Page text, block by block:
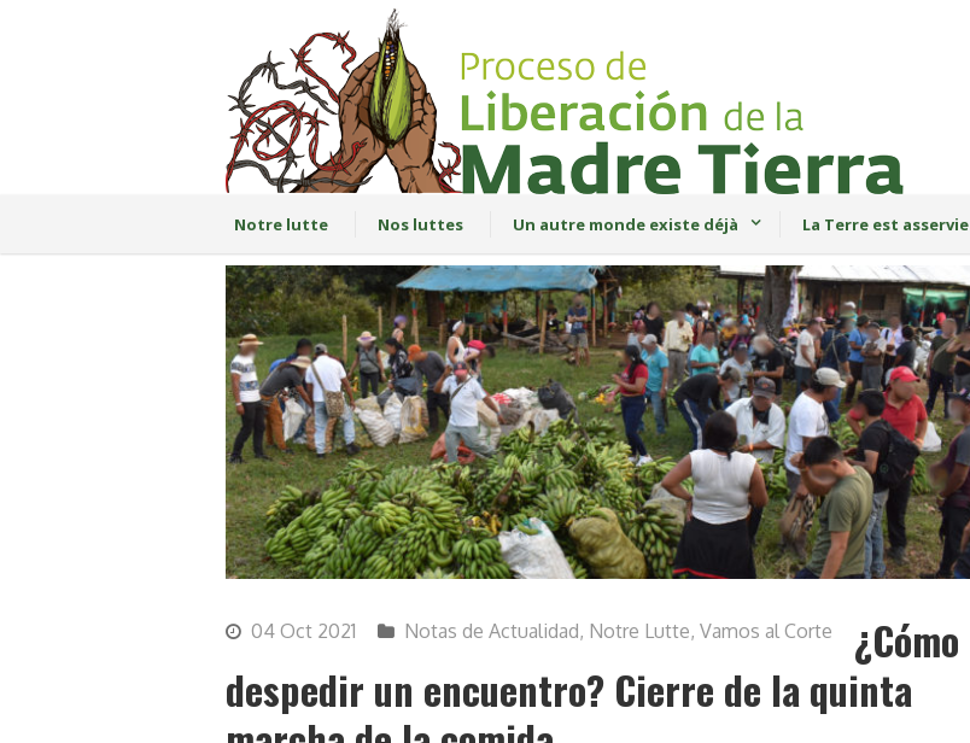
Notre lutte Nos luttes Un autre monde existe déjà La Terre est asservie
04 Oct 2021 Notas de Actualidad, Notre Lutte, Vamos al Corte
¿Cómo
despedir un encuentro? Cierre de la quinta